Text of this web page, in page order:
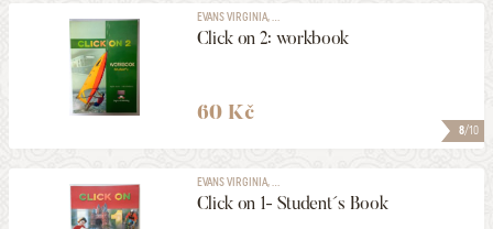
8/10
EVANS VIRGINIA, ...
Click on 2: workbook
60 Kč
EVANS VIRGINIA, ...
Click on 1- Student´s Book